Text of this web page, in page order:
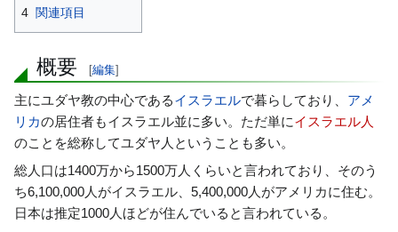
移
4 関連項目
概要 [編集]
主にユダヤ教の中心であるイスラエルで暮らしており、 アメ
リカの居住者もイスラエル並に多い。ただ単にイスラエル人
のことを総称してユダヤ人ということも多い。
総人口は1400万から1500万人くらいと言われており、そのう
ち6,100,000人がイスラエル、5,400,000人がアメリカに住む。
日本は推定1000人ほどが住んでいると言われている。